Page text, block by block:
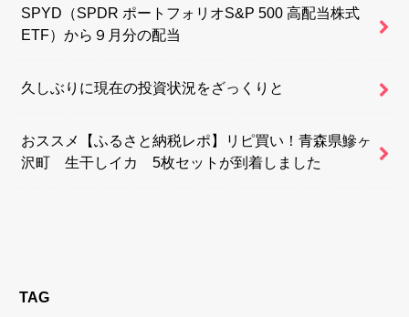
SPYD（SPDR ポートフォリオS&P 500 高配当株式
ETF）から９月分の配当
久しぶりに現在の投資状況をざっくりと
おススメ【ふるさと納税レポ】リピ買い！青森県鰺ヶ
沢町 生干しイカ 5枚セットが到着しました
TAG